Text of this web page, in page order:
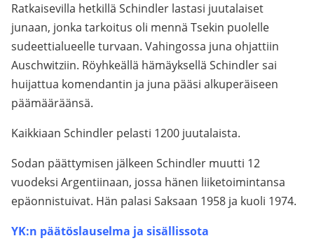
Ratkaisevilla hetkillä Schindler lastasi juutalaiset
junaan, jonka tarkoitus oli mennä Tsekin puolelle
sudeettialueelle turvaan. Vahingossa juna ohjattiin
Auschwitziin. Röyhkeällä hämäyksellä Schindler sai
huijattua komendantin ja juna pääsi alkuperäiseen
päämääräänsä.
Kaikkiaan Schindler pelasti 1200 juutalaista.
Sodan päättymisen jälkeen Schindler muutti 12
vuodeksi Argentiinaan, jossa hänen liiketoimintansa
epäonnistuivat. Hän palasi Saksaan 1958 ja kuoli 1974.
YK:n päätöslauselma ja sisällissota